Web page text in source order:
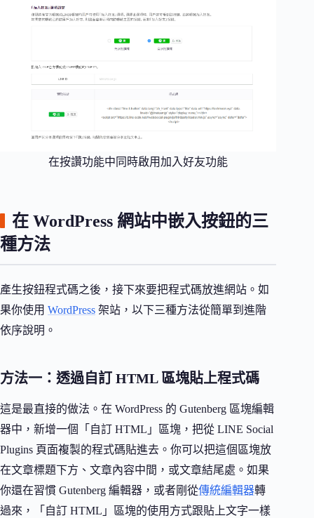
在按讚功能中同時啟用加入好友功能
在 WordPress 網站中嵌入按鈕的三
種方法
產生按鈕程式碼之後，接下來要把程式碼放進網站。如
果你使用 WordPress 架站，以下三種方法從簡單到進階
依序說明。
方法一：透過自訂 HTML 區塊貼上程式碼
這是最直接的做法。在 WordPress 的 Gutenberg 區塊編輯
器中，新增一個「自訂 HTML」區塊，把從 LINE Social
Plugins 頁面複製的程式碼貼進去。你可以把這個區塊放
在文章標題下方、文章內容中間，或文章結尾處。如果
你還在習慣 Gutenberg 編輯器，或者剛從傳統編輯器轉
過來，「自訂 HTML」區塊的使用方式跟貼上文字一樣